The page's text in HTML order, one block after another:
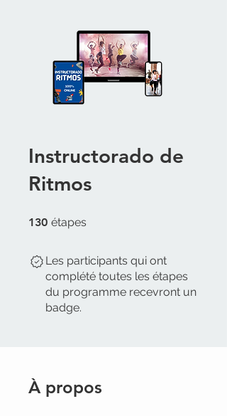
Instructorado de
Ritmos
130 étapes
Les participants qui ont
complété toutes les étapes
du programme recevront un
badge.
À propos